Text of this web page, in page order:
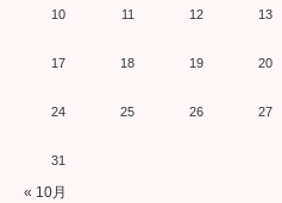
10 11 12 13
17 18 19 20
24 25 26 27
31
« 10月